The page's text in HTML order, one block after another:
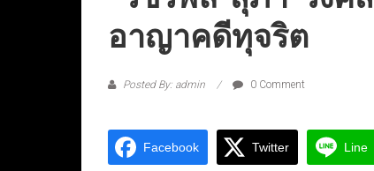
อาญาคดีทุจริต
Posted By: admin 0 Comment
Facebook Twitter Line